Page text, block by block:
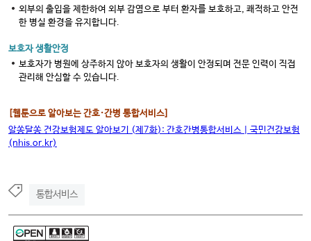
외부의 출입을 제한하여 외부 감염으로 부터 환자를 보호하고, 쾌적하고 안전
한 병실 환경을 유지합니다.
보호자 생활안정
보호자가 병원에 상주하지 않아 보호자의 생활이 안정되며 전문 인력이 직접
관리해 안심할 수 있습니다.
[웹툰으로 알아보는 간호·간병 통합서비스]
알쏭달쏭 건강보험제도 알아보기
(제 7화): 간호간병통합서비스
국민건강보험
(nhis.or.kr)
통합서비스